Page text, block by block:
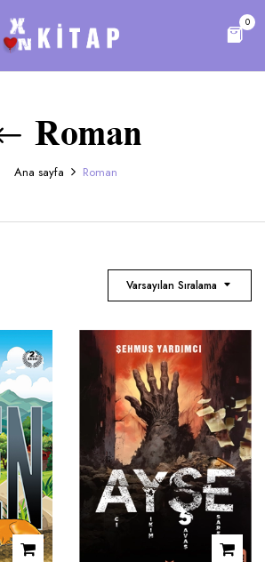
0
Roman
Ana sayfa Roman
Varsayılan Sıralama